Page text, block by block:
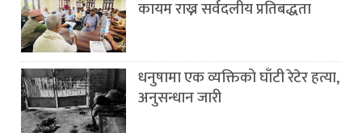
कायम राख्न सर्वदलीय प्रतिबद्धता
धनुषामा एक व्यक्तिको घाँटी रेटेर हत्या,
अनुसन्धान जारी